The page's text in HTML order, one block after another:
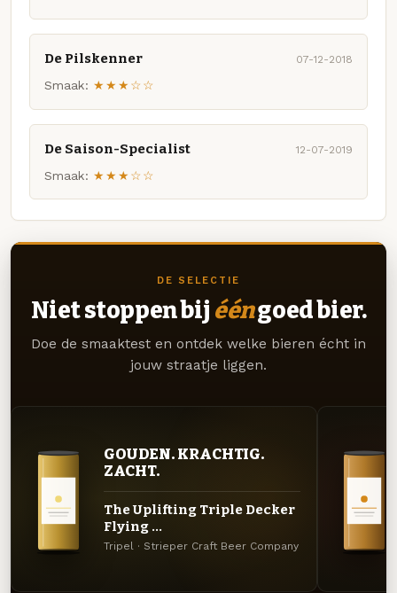
De Pilskenner 07-12-2018
Smaak: ★★★☆☆
De Saison-Specialist 12-07-2019
Smaak: ★★★☆☆
DE SELECTIE
Niet stoppen bij ééngoed bier.
Doe de smaaktest en ontdek welke bieren écht in
jouw straatje liggen.
GOUDEN. KRACHTIG.
ZACHT.
The Uplifting Triple Decker
Flying ...
Tripel · Strieper Craft Beer Company